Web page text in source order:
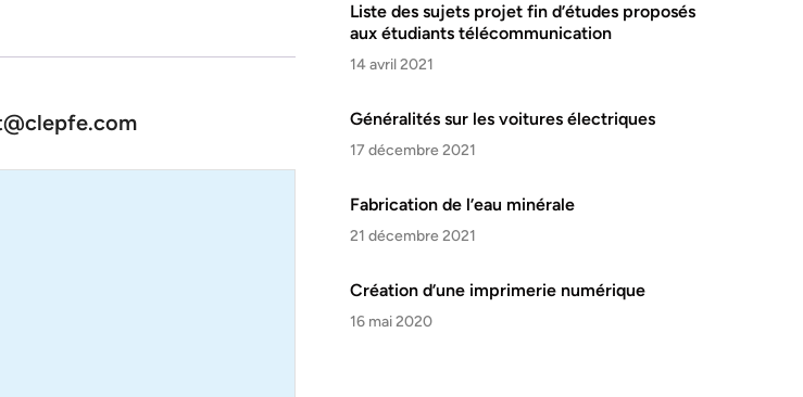
Liste des sujets projet fin d’études proposés
aux étudiants télécommunication
14 avril 2021
Généralités sur les voitures électriques
17 décembre 2021
Fabrication de l’eau minérale
21 décembre 2021
Création d’une imprimerie numérique
16 mai 2020